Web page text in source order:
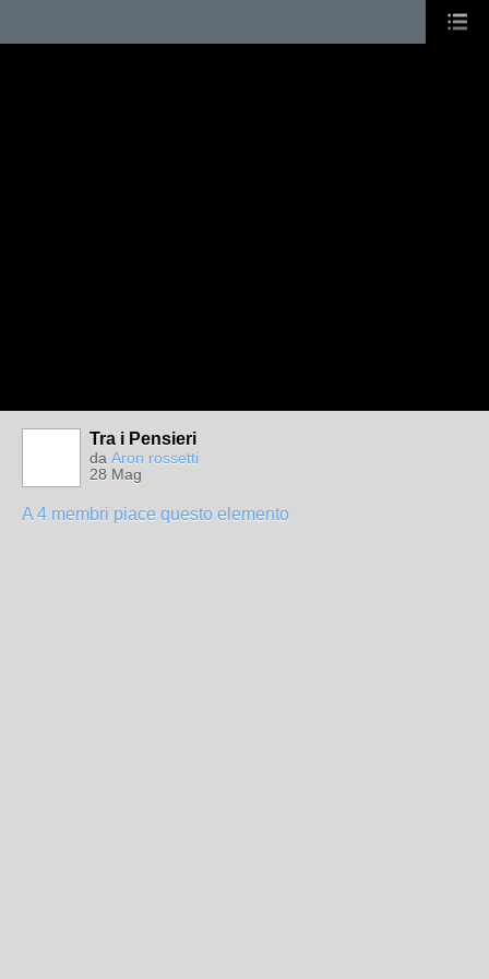
Tra i Pensieri
da Aron rossetti
28 Mag
A 4 membri piace questo elemento